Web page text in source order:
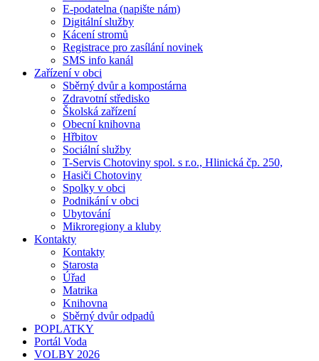
E-podatelna (napište nám)
Digitální služby
Kácení stromů
Registrace pro zasílání novinek
SMS info kanál
Zařízení v obci
Sběrný dvůr a kompostárna
Zdravotní středisko
Školská zařízení
Obecní knihovna
Hřbitov
Sociální služby
T-Servis Chotoviny spol. s r.o., Hlinická čp. 250,
Hasiči Chotoviny
Spolky v obci
Podnikání v obci
Ubytování
Mikroregiony a kluby
Kontakty
Kontakty
Starosta
Úřad
Matrika
Knihovna
Sběrný dvůr odpadů
POPLATKY
Portál Voda
VOLBY 2026